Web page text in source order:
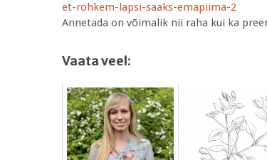
et-rohkem-lapsi-saaks-emapiima-2
Annetada on võimalik nii raha kui ka
Vaata veel: